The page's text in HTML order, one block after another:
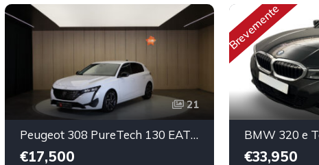
21
Peugeot 308 PureTech 130 EAT8 Allure Pack
€17,500
Brevemente
€33,950